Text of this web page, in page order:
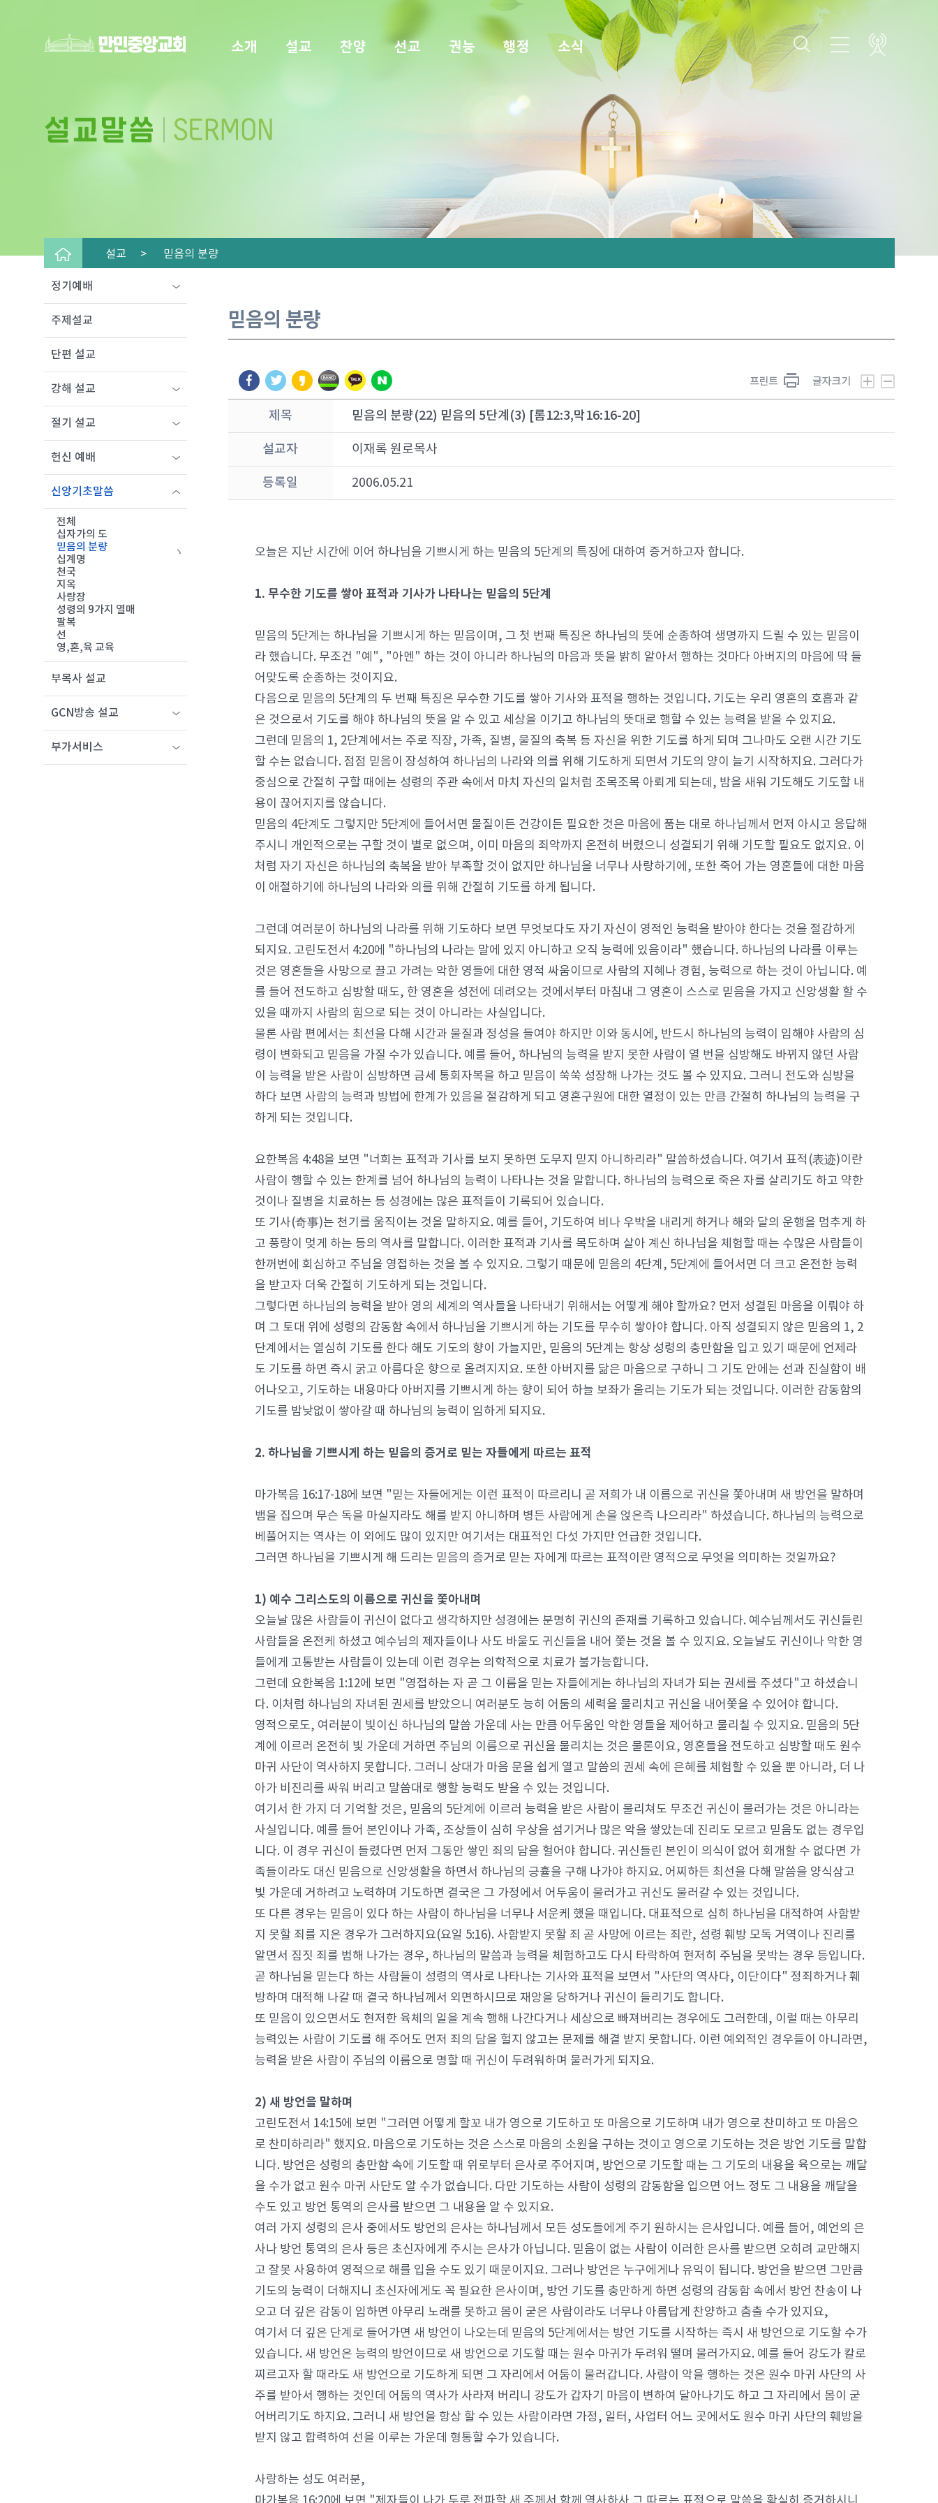
소개 설교 찬양 선교 권능 행정 소식
설교 > 믿음의 분량
믿음의 분량
제목 믿음의 분량(22) 믿음의 5단계(3) [롬12:3,막16:16-20]
설교자 이재록 원로목사
등록일 2006.05.21
오늘은 지난 시간에 이어 하나님을 기쁘시게 하는 믿음의 5단계의 특징에 대하여 증거하고자 합니다.
1. 무수한 기도를 쌓아 표적과 기사가 나타나는 믿음의 5단계
믿음의 5단계는 하나님을 기쁘시게 하는 믿음이며, 그 첫 번째 특징은 하나님의 뜻에 순종하여 생명까지 드릴 수 있는 믿음이
라 했습니다. 무조건 "예", "아멘" 하는 것이 아니라 하나님의 마음과 뜻을 밝히 알아서 행하는 것마다 아버지의 마음에 딱 들
어맞도록 순종하는 것이지요.
다음으로 믿음의 5단계의 두 번째 특징은 무수한 기도를 쌓아 기사와 표적을 행하는 것입니다. 기도는 우리 영혼의 호흡과 같
은 것으로서 기도를 해야 하나님의 뜻을 알 수 있고 세상을 이기고 하나님의 뜻대로 행할 수 있는 능력을 받을 수 있지요.
그런데 믿음의 1, 2단계에서는 주로 직장, 가족, 질병, 물질의 축복 등 자신을 위한 기도를 하게 되며 그나마도 오랜 시간 기도
할 수는 없습니다. 점점 믿음이 장성하여 하나님의 나라와 의를 위해 기도하게 되면서 기도의 양이 늘기 시작하지요. 그러다가
중심으로 간절히 구할 때에는 성령의 주관 속에서 마치 자신의 일처럼 조목조목 아뢰게 되는데, 밤을 새워 기도해도 기도할 내
용이 끊어지지를 않습니다.
믿음의 4단계도 그렇지만 5단계에 들어서면 물질이든 건강이든 필요한 것은 마음에 품는 대로 하나님께서 먼저 아시고 응답해
주시니 개인적으로는 구할 것이 별로 없으며, 이미 마음의 죄악까지 온전히 버렸으니 성결되기 위해 기도할 필요도 없지요. 이
처럼 자기 자신은 하나님의 축복을 받아 부족할 것이 없지만 하나님을 너무나 사랑하기에, 또한 죽어 가는 영혼들에 대한 마음
이 애절하기에 하나님의 나라와 의를 위해 간절히 기도를 하게 됩니다.
그런데 여러분이 하나님의 나라를 위해 기도하다 보면 무엇보다도 자기 자신이 영적인 능력을 받아야 한다는 것을 절감하게
되지요. 고린도전서 4:20에 "하나님의 나라는 말에 있지 아니하고 오직 능력에 있음이라" 했습니다. 하나님의 나라를 이루는
것은 영혼들을 사망으로 끌고 가려는 악한 영들에 대한 영적 싸움이므로 사람의 지혜나 경험, 능력으로 하는 것이 아닙니다. 예
를 들어 전도하고 심방할 때도, 한 영혼을 성전에 데려오는 것에서부터 마침내 그 영혼이 스스로 믿음을 가지고 신앙생활 할 수
있을 때까지 사람의 힘으로 되는 것이 아니라는 사실입니다.
물론 사람 편에서는 최선을 다해 시간과 물질과 정성을 들여야 하지만 이와 동시에, 반드시 하나님의 능력이 임해야 사람의 심
령이 변화되고 믿음을 가질 수가 있습니다. 예를 들어, 하나님의 능력을 받지 못한 사람이 열 번을 심방해도 바뀌지 않던 사람
이 능력을 받은 사람이 심방하면 금세 통회자복을 하고 믿음이 쑥쑥 성장해 나가는 것도 볼 수 있지요. 그러니 전도와 심방을
하다 보면 사람의 능력과 방법에 한계가 있음을 절감하게 되고 영혼구원에 대한 열정이 있는 만큼 간절히 하나님의 능력을 구
하게 되는 것입니다.
요한복음 4:48을 보면 "너희는 표적과 기사를 보지 못하면 도무지 믿지 아니하리라" 말씀하셨습니다. 여기서 표적(表迹)이란
사람이 행할 수 있는 한계를 넘어 하나님의 능력이 나타나는 것을 말합니다. 하나님의 능력으로 죽은 자를 살리기도 하고 약한
것이나 질병을 치료하는 등 성경에는 많은 표적들이 기록되어 있습니다.
또 기사(奇事)는 천기를 움직이는 것을 말하지요. 예를 들어, 기도하여 비나 우박을 내리게 하거나 해와 달의 운행을 멈추게 하
고 풍랑이 멎게 하는 등의 역사를 말합니다. 이러한 표적과 기사를 목도하며 살아 계신 하나님을 체험할 때는 수많은 사람들이
한꺼번에 회심하고 주님을 영접하는 것을 볼 수 있지요. 그렇기 때문에 믿음의 4단계, 5단계에 들어서면 더 크고 온전한 능력
을 받고자 더욱 간절히 기도하게 되는 것입니다.
그렇다면 하나님의 능력을 받아 영의 세계의 역사들을 나타내기 위해서는 어떻게 해야 할까요? 먼저 성결된 마음을 이뤄야 하
며 그 토대 위에 성령의 감동함 속에서 하나님을 기쁘시게 하는 기도를 무수히 쌓아야 합니다. 아직 성결되지 않은 믿음의 1, 2
단계에서는 열심히 기도를 한다 해도 기도의 향이 가늘지만, 믿음의 5단계는 항상 성령의 충만함을 입고 있기 때문에 언제라
도 기도를 하면 즉시 굵고 아름다운 향으로 올려지지요. 또한 아버지를 닮은 마음으로 구하니 그 기도 안에는 선과 진실함이 배
어나오고, 기도하는 내용마다 아버지를 기쁘시게 하는 향이 되어 하늘 보좌가 울리는 기도가 되는 것입니다. 이러한 감동함의
기도를 밤낮없이 쌓아갈 때 하나님의 능력이 임하게 되지요.
2. 하나님을 기쁘시게 하는 믿음의 증거로 믿는 자들에게 따르는 표적
마가복음 16:17-18에 보면 "믿는 자들에게는 이런 표적이 따르리니 곧 저희가 내 이름으로 귀신을 쫓아내며 새 방언을 말하며
뱀을 집으며 무슨 독을 마실지라도 해를 받지 아니하며 병든 사람에게 손을 얹은즉 나으리라" 하셨습니다. 하나님의 능력으로
베풀어지는 역사는 이 외에도 많이 있지만 여기서는 대표적인 다섯 가지만 언급한 것입니다.
그러면 하나님을 기쁘시게 해 드리는 믿음의 증거로 믿는 자에게 따르는 표적이란 영적으로 무엇을 의미하는 것일까요?
1) 예수 그리스도의 이름으로 귀신을 쫓아내며
오늘날 많은 사람들이 귀신이 없다고 생각하지만 성경에는 분명히 귀신의 존재를 기록하고 있습니다. 예수님께서도 귀신들린
사람들을 온전케 하셨고 예수님의 제자들이나 사도 바울도 귀신들을 내어 쫓는 것을 볼 수 있지요. 오늘날도 귀신이나 악한 영
들에게 고통받는 사람들이 있는데 이런 경우는 의학적으로 치료가 불가능합니다.
그런데 요한복음 1:12에 보면 "영접하는 자 곧 그 이름을 믿는 자들에게는 하나님의 자녀가 되는 권세를 주셨다"고 하셨습니
다. 이처럼 하나님의 자녀된 권세를 받았으니 여러분도 능히 어둠의 세력을 물리치고 귀신을 내어쫓을 수 있어야 합니다.
영적으로도, 여러분이 빛이신 하나님의 말씀 가운데 사는 만큼 어두움인 악한 영들을 제어하고 물리칠 수 있지요. 믿음의 5단
계에 이르러 온전히 빛 가운데 거하면 주님의 이름으로 귀신을 물리치는 것은 물론이요, 영혼들을 전도하고 심방할 때도 원수
마귀 사단이 역사하지 못합니다. 그러니 상대가 마음 문을 쉽게 열고 말씀의 권세 속에 은혜를 체험할 수 있을 뿐 아니라, 더 나
아가 비진리를 싸워 버리고 말씀대로 행할 능력도 받을 수 있는 것입니다.
여기서 한 가지 더 기억할 것은, 믿음의 5단계에 이르러 능력을 받은 사람이 물리쳐도 무조건 귀신이 물러가는 것은 아니라는
사실입니다. 예를 들어 본인이나 가족, 조상들이 심히 우상을 섬기거나 많은 악을 쌓았는데 진리도 모르고 믿음도 없는 경우입
니다. 이 경우 귀신이 들렸다면 먼저 그동안 쌓인 죄의 담을 헐어야 합니다. 귀신들린 본인이 의식이 없어 회개할 수 없다면 가
족들이라도 대신 믿음으로 신앙생활을 하면서 하나님의 긍휼을 구해 나가야 하지요. 어찌하든 최선을 다해 말씀을 양식삼고
빛 가운데 거하려고 노력하며 기도하면 결국은 그 가정에서 어두움이 물러가고 귀신도 물러갈 수 있는 것입니다.
또 다른 경우는 믿음이 있다 하는 사람이 하나님을 너무나 서운케 했을 때입니다. 대표적으로 심히 하나님을 대적하여 사함받
지 못할 죄를 지은 경우가 그러하지요(요일 5:16). 사함받지 못할 죄 곧 사망에 이르는 죄란, 성령 훼방 모독 거역이나 진리를
알면서 짐짓 죄를 범해 나가는 경우, 하나님의 말씀과 능력을 체험하고도 다시 타락하여 현저히 주님을 못박는 경우 등입니다.
곧 하나님을 믿는다 하는 사람들이 성령의 역사로 나타나는 기사와 표적을 보면서 "사단의 역사다, 이단이다" 정죄하거나 훼
방하며 대적해 나갈 때 결국 하나님께서 외면하시므로 재앙을 당하거나 귀신이 들리기도 합니다.
또 믿음이 있으면서도 현저한 육체의 일을 계속 행해 나간다거나 세상으로 빠져버리는 경우에도 그러한데, 이럴 때는 아무리
능력있는 사람이 기도를 해 주어도 먼저 죄의 담을 헐지 않고는 문제를 해결 받지 못합니다. 이런 예외적인 경우들이 아니라면,
능력을 받은 사람이 주님의 이름으로 명할 때 귀신이 두려워하며 물러가게 되지요.
2) 새 방언을 말하며
고린도전서 14:15에 보면 "그러면 어떻게 할꼬 내가 영으로 기도하고 또 마음으로 기도하며 내가 영으로 찬미하고 또 마음으
로 찬미하리라" 했지요. 마음으로 기도하는 것은 스스로 마음의 소원을 구하는 것이고 영으로 기도하는 것은 방언 기도를 말합
니다. 방언은 성령의 충만함 속에 기도할 때 위로부터 은사로 주어지며, 방언으로 기도할 때는 그 기도의 내용을 육으로는 깨달
을 수가 없고 원수 마귀 사단도 알 수가 없습니다. 다만 기도하는 사람이 성령의 감동함을 입으면 어느 정도 그 내용을 깨달을
수도 있고 방언 통역의 은사를 받으면 그 내용을 알 수 있지요.
여러 가지 성령의 은사 중에서도 방언의 은사는 하나님께서 모든 성도들에게 주기 원하시는 은사입니다. 예를 들어, 예언의 은
사나 방언 통역의 은사 등은 초신자에게 주시는 은사가 아닙니다. 믿음이 없는 사람이 이러한 은사를 받으면 오히려 교만해지
고 잘못 사용하여 영적으로 해를 입을 수도 있기 때문이지요. 그러나 방언은 누구에게나 유익이 됩니다. 방언을 받으면 그만큼
기도의 능력이 더해지니 초신자에게도 꼭 필요한 은사이며, 방언 기도를 충만하게 하면 성령의 감동함 속에서 방언 찬송이 나
오고 더 깊은 감동이 임하면 아무리 노래를 못하고 몸이 굳은 사람이라도 너무나 아름답게 찬양하고 춤출 수가 있지요,
여기서 더 깊은 단계로 들어가면 새 방언이 나오는데 믿음의 5단계에서는 방언 기도를 시작하는 즉시 새 방언으로 기도할 수가
있습니다. 새 방언은 능력의 방언이므로 새 방언으로 기도할 때는 원수 마귀가 두려워 떨며 물러가지요. 예를 들어 강도가 칼로
찌르고자 할 때라도 새 방언으로 기도하게 되면 그 자리에서 어둠이 물러갑니다. 사람이 악을 행하는 것은 원수 마귀 사단의 사
주를 받아서 행하는 것인데 어둠의 역사가 사라져 버리니 강도가 갑자기 마음이 변하여 달아나기도 하고 그 자리에서 몸이 굳
어버리기도 하지요. 그러니 새 방언을 항상 할 수 있는 사람이라면 가정, 일터, 사업터 어느 곳에서도 원수 마귀 사단의 훼방을
받지 않고 합력하여 선을 이루는 가운데 형통할 수가 있습니다.
사랑하는 성도 여러분,
정기예배
주제설교
단편 설교
강해 설교
절기 설교
헌신 예배
신앙기초말씀
전체
십자가의 도
믿음의 분량
십계명
천국
지옥
사랑장
성령의 9가지 열매
팔복
선
영,혼,육 교육
부목사 설교
GCN방송 설교
부가서비스